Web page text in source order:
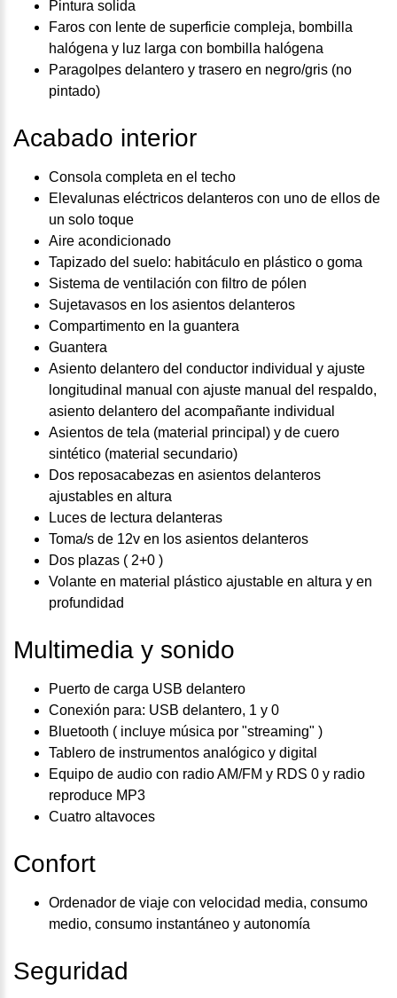
Pintura solida
Faros con lente de superficie compleja, bombilla
halógena y luz larga con bombilla halógena
Paragolpes delantero y trasero en negro/gris (no
pintado)
Acabado interior
Consola completa en el techo
Elevalunas eléctricos delanteros con uno de ellos de
un solo toque
Aire acondicionado
Tapizado del suelo: habitáculo en plástico o goma
Sistema de ventilación con filtro de pólen
Sujetavasos en los asientos delanteros
Compartimento en la guantera
Guantera
Asiento delantero del conductor individual y ajuste
longitudinal manual con ajuste manual del respaldo,
asiento delantero del acompañante individual
Asientos de tela (material principal) y de cuero
sintético (material secundario)
Dos reposacabezas en asientos delanteros
ajustables en altura
Luces de lectura delanteras
Toma/s de 12v en los asientos delanteros
Dos plazas ( 2+0 )
Volante en material plástico ajustable en altura y en
profundidad
Multimedia y sonido
Puerto de carga USB delantero
Conexión para: USB delantero, 1 y 0
Bluetooth ( incluye música por "streaming" )
Tablero de instrumentos analógico y digital
Equipo de audio con radio AM/FM y RDS 0 y radio
reproduce MP3
Cuatro altavoces
Confort
Ordenador de viaje con velocidad media, consumo
medio, consumo instantáneo y autonomía
Seguridad